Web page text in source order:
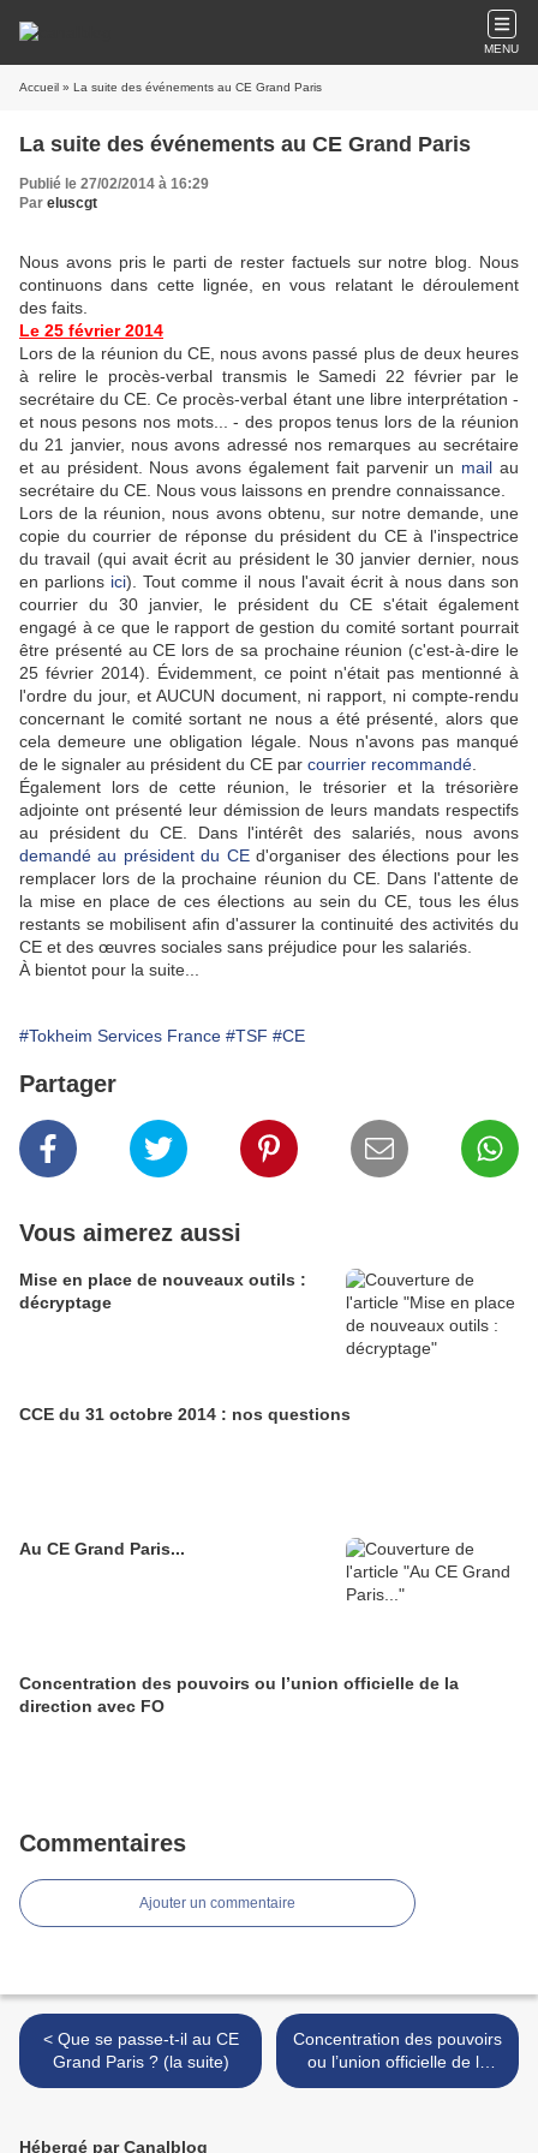
MENU
Accueil » La suite des événements au CE Grand Paris
La suite des événements au CE Grand Paris
Publié le 27/02/2014 à 16:29
Par eluscgt
Nous avons pris le parti de rester factuels sur notre blog. Nous
continuons dans cette lignée, en vous relatant le déroulement
des faits.
Le 25 février 2014
Lors de la réunion du CE, nous avons passé plus de deux heures
à relire le procès-verbal transmis le Samedi 22 février par le
secrétaire du CE. Ce procès-verbal étant une libre interprétation -
et nous pesons nos mots... - des propos tenus lors de la réunion
du 21 janvier, nous avons adressé nos remarques au secrétaire
et au président. Nous avons également fait parvenir un mail au
secrétaire du CE. Nous vous laissons en prendre connaissance.
L ors de la réunion, nous avons obtenu, sur notre demande, une
copie du courrier de réponse du président du CE à l'inspectrice
du travail (qui avait écrit au président le 30 janvier dernier, nous
en parlions ici). Tout comme il nous l'avait écrit à nous dans son
courrier du 30 janvier, le président du CE s'était également
engagé à ce que le rapport de gestion du comité sortant pourrait
être présenté au CE lors de sa prochaine réunion (c'est-à-dire le
25 février 2014). Évidemment, ce point n'était pas mentionné à
l'ordre du jour, et AUCUN document, ni rapport, ni compte-rendu
concernant le comité sortant ne nous a été présenté, alors que
cela demeure une obligation légale. Nous n'avons pas manqué
de le signaler au président du CE par courrier recommandé
Également lors de cette réunion, le trésorier et la trésorière
adjointe ont présenté leur démission de leurs mandats respectifs
au président du CE. Dans l'intérêt des salariés, nous avons
demandé au président du CEd'organiser des élections pour les
remplacer lors de la prochaine réunion du CE. Dans l'attente de
la mise en place de ces élections au sein du CE, tous les élus
restants se mobilisent afin d'assurer la continuité des activités du
CE et des œuvres sociales sans préjudice pour les salariés.
À bientot pour la suite...
#Tokheim Services France #TSF #CE
Partager
Vous aimerez aussi
Mise en place de nouveaux outils :
décryptage
CCE du 31 octobre 2014 : nos questions
Au CE Grand Paris...
Concentration des pouvoirs ou l’union officielle de la
direction avec FO
Commentaires
Ajouter un commentaire
< Que se passe-t-il au CE
Grand Paris ? (la suite)
Concentration des pouvoirs
ou l’union officielle de la
direction avec FO >
Hébergé par Canalblog